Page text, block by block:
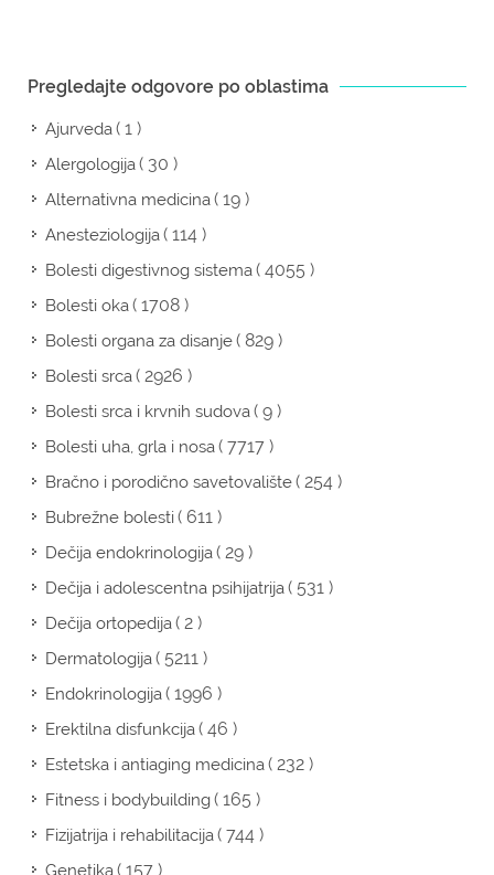
Pregledajte odgovore po oblastima
Ajurveda( 1 )
Alergologija( 30 )
Alternativna medicina( 19 )
Anesteziologija( 114 )
Bolesti digestivnog sistema( 4055 )
Bolesti oka( 1708 )
Bolesti organa za disanje( 829 )
Bolesti srca( 2926 )
Bolesti srca i krvnih sudova( 9 )
Bolesti uha, grla i nosa( 7717 )
Bračno i porodično savetovalište( 254 )
Bubrežne bolesti( 611 )
Dečija endokrinologija( 29 )
Dečija i adolescentna psihijatrija( 531 )
Dečija ortopedija( 2 )
Dermatologija( 5211 )
Endokrinologija( 1996 )
Erektilna disfunkcija( 46 )
Estetska i antiaging medicina( 232 )
Fitness i bodybuilding( 165 )
Fizijatrija i rehabilitacija( 744 )
Genetika ( 157 )